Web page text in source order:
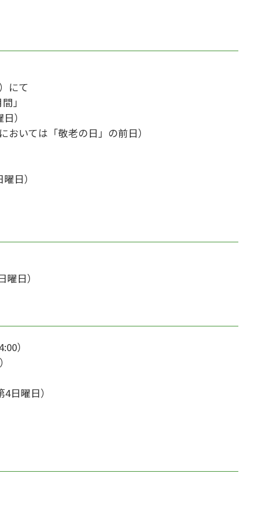
にて
」
）
いては「敬老の日」の前日）
日）
日）
）
日曜日）